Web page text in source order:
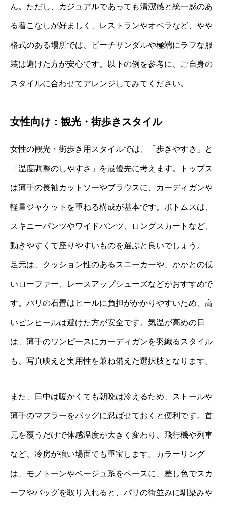
ん。ただし、カジュアルであっても清潔感と統一感のあ
る着こなしが好ましく、レストランやオペラなど、やや
格式のある場所では、ビーチサンダルや極端にラフな服
装は避けた方が安心です。以下の例を参考に、ご自身の
スタイルに合わせてアレンジしてみてください。
女性向け：観光・街歩きスタイル
女性の観光・街歩き用スタイルでは、「歩きやすさ」と
「温度調整のしやすさ」を最優先に考えます。トップス
は薄手の長袖カットソーやブラウスに、カーディガンや
軽量ジャケットを重ねる構成が基本です。ボトムスは、
スキニーパンツやワイドパンツ、ロングスカートなど、
動きやすくて座りやすいものを選ぶと良いでしょう。
足元は、クッション性のあるスニーカーや、かかとの低
いローファー、レースアップシューズなどがおすすめで
す。パリの石畳はヒールに負担がかかりやすいため、高
いピンヒールは避けた方が安全です。気温が高めの日
は、薄手のワンピースにカーディガンを羽織るスタイル
も、写真映えと実用性を兼ね備えた選択肢となります。
また、日中は暖かくても朝晩は冷えるため、ストールや
薄手のマフラーをバッグに忍ばせておくと便利です。首
元を覆うだけで体感温度が大きく変わり、飛行機や列車
など、冷房が強い場面でも重宝します。カラーリング
は、モノトーンやベージュ系をベースに、差し色でスカ
ーフやバッグを取り入れると、パリの街並みに馴染みや